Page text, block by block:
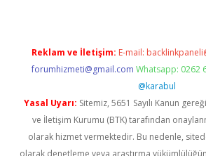
Reklam ve İletişim: E-mail:
forumhizmeti@gmail.com Whatsapp: 0262
@karabul
Yasal Uyarı: Sitemiz, 5651 Sayılı Kanun
ve İletişim Kurumu (BTK) tarafından
olarak hizmet vermektedir. Bu nedenle,
olarak denetleme veya araştırma